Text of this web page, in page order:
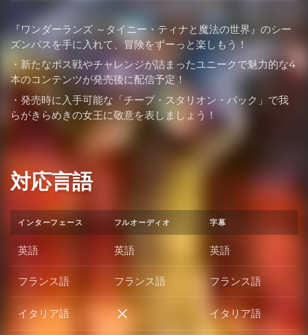
『ワンダーランズ ～タイニー・ティナと魔法の世界』のシー
ズンパスを手に入れて、冒険をずーっと楽しもう！
・新たなボス戦やチャレンジが詰まったユニークで魅力的な4
本のコンテンツが発売後に配信予定！
・発売時に入手可能な「チープ・スタリオン・パック」で我
らがきらめきの女王に敬意を表しましょう！
対応言語
インターフェース フルオーディオ 字幕
英語 英語 英語
フランス語 フランス語 フランス語
イタリア語 イタリア語 イタリア語